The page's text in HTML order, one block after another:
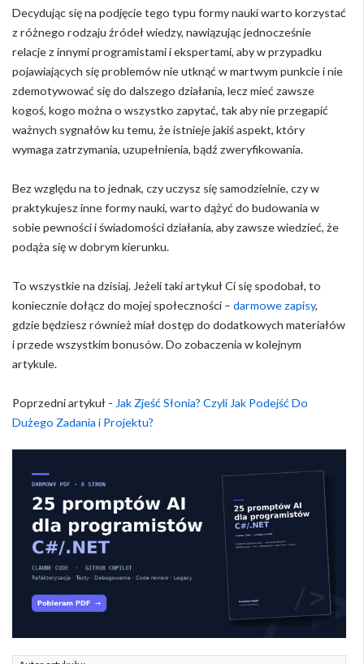
Decydując się na podjęcie tego typu formy nauki warto korzystać
z różnego rodzaju źródeł wiedzy, nawiązując jednocześnie
relacje z innymi programistami i ekspertami, aby w przypadku
pojawiających się problemów nie utknąć w martwym punkcie i nie
zdemotywować się do dalszego działania, lecz mieć zawsze
kogoś, kogo można o wszystko zapytać, tak aby nie przegapić
ważnych sygnałów ku temu, że istnieje jakiś aspekt, który
wymaga zatrzymania, uzupełnienia, bądź zweryfikowania.
Bez względu na to jednak, czy uczysz się samodzielnie, czy w
praktykujesz inne formy nauki, warto dążyć do budowania w
sobie pewności i świadomości działania, aby zawsze wiedzieć, że
podąża się w dobrym kierunku.
To wszystkie na dzisiaj. Jeżeli taki artykuł Ci się spodobał, to
koniecznie dołącz do mojej społeczności – darmowe zapisy,
gdzie będziesz również miał dostęp do dodatkowych materiałów
i przede wszystkim bonusów. Do zobaczenia w kolejnym
artykule.
Poprzedni artykuł - Jak Zjeść Słonia? Czyli Jak Podejść Do
Dużego Zadania i Projektu?